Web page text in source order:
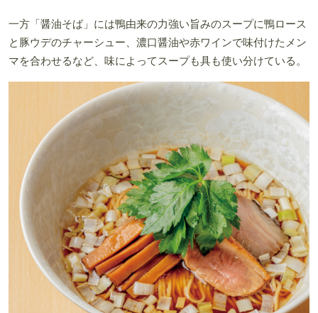
一方「醤油そば」には鴨由来の力強い旨みのスープに鴨ロース
と豚ウデのチャーシュー、濃口醤油や赤ワインで味付けたメン
マを合わせるなど、味によってスープも具も使い分けている。